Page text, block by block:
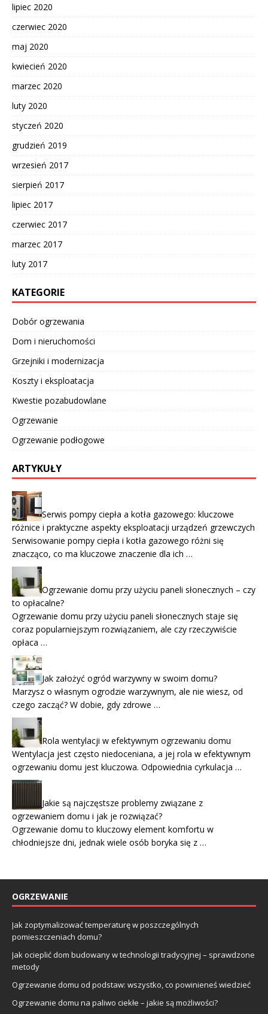
lipiec 2020
czerwiec 2020
maj 2020
kwiecień 2020
marzec 2020
luty 2020
styczeń 2020
grudzień 2019
wrzesień 2017
sierpień 2017
lipiec 2017
czerwiec 2017
marzec 2017
luty 2017
KATEGORIE
Dobór ogrzewania
Dom i nieruchomości
Grzejniki i modernizacja
Koszty i eksploatacja
Kwestie pozabudowlane
Ogrzewanie
Ogrzewanie podłogowe
ARTYKUŁY
Serwis pompy ciepła a kotła gazowego: kluczowe
różnice i praktyczne aspekty eksploatacji urządzeń grzewczych
Serwisowanie pompy ciepła i kotła gazowego różni się
znacząco, co ma kluczowe znaczenie dla ich …
Ogrzewanie domu przy użyciu paneli słonecznych – czy
to opłacalne?
Ogrzewanie domu przy użyciu paneli słonecznych staje się
coraz popularniejszym rozwiązaniem, ale czy rzeczywiście
opłaca …
Jak założyć ogród warzywny w swoim domu?
Marzysz o własnym ogrodzie warzywnym, ale nie wiesz, od
czego zacząć? W dobie, gdy zdrowe …
Rola wentylacji w efektywnym ogrzewaniu domu
Wentylacja jest często niedoceniana, a jej rola w efektywnym
ogrzewaniu domu jest kluczowa. Odpowiednia cyrkulacja …
Jakie są najczęstsze problemy związane z
ogrzewaniem domu i jak je rozwiązać?
Ogrzewanie domu to kluczowy element komfortu w
chłodniejsze dni, jednak wiele osób boryka się z …
OGRZEWANIE
Jak zoptymalizować temperaturę w poszczególnych
pomieszczeniach domu?
Jak ocieplić dom budowany w technologii tradycyjnej – sprawdzone
metody
Ogrzewanie domu od podstaw: wszystko, co powinieneś wiedzieć
Ogrzewanie domu na paliwo ciekłe – jakie są możliwości?